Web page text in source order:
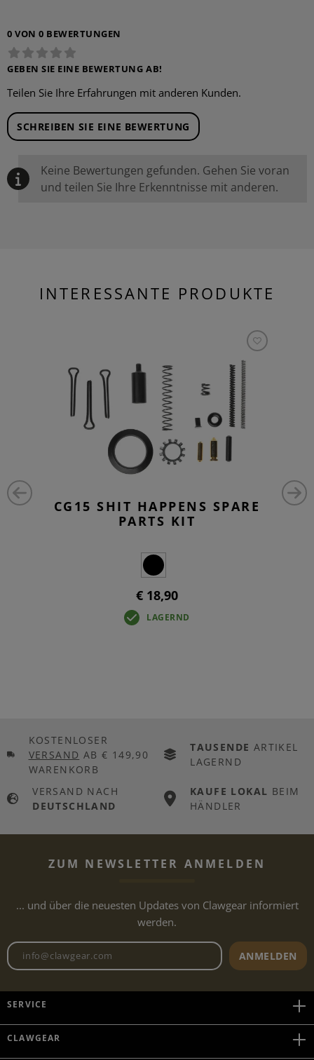
0 VON 0 BEWERTUNGEN
GEBEN SIE EINE BEWERTUNG AB!
Teilen Sie Ihre Erfahrungen mit anderen Kunden.
SCHREIBEN SIE EINE BEWERTUNG
Keine Bewertungen gefunden. Gehen Sie voran
und teilen Sie Ihre Erkenntnisse mit anderen.
INTERESSANTE PRODUKTE
CG15 SHIT HAPPENS SPARE
PARTS KIT
€ 18,90
LAGERND
KOSTENLOSER
VERSAND AB € 149,90
WARENKORB
TAUSENDE ARTIKEL
LAGERND
VERSAND NACH
DEUTSCHLAND
KAUFE LOKAL BEIM
HÄNDLER
ZUM NEWSLETTER ANMELDEN
... und über die neuesten Updates von Clawgear informiert
werden.
Newsletter E-Mail-Adresse
ANMELDEN
SERVICE
CLAWGEAR